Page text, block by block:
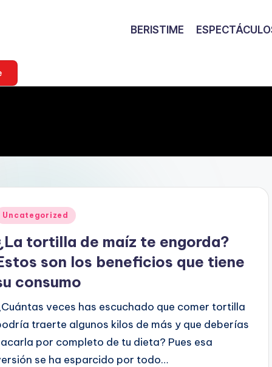
BERISTIME
Uncategorized
tortilla de maíz te engorda?
son los beneficios que tiene
consumo
veces has escuchado que comer tortilla
traerte algunos kilos de más y que deberías
por completo de tu dieta? Pues esa
se ha esparcido por todo…